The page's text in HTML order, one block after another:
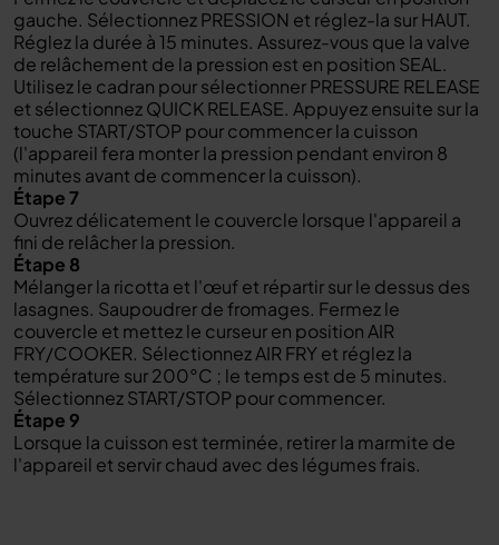
gauche. Sélectionnez PRESSION et réglez-la sur HAUT.
Réglez la durée à 15 minutes. Assurez-vous que la valve
de relâchement de la pression est en position SEAL.
Utilisez le cadran pour sélectionner PRESSURE RELEASE
et sélectionnez QUICK RELEASE. Appuyez ensuite sur la
touche START/STOP pour commencer la cuisson
(l'appareil fera monter la pression pendant environ 8
minutes avant de commencer la cuisson).
Étape 7
Ouvrez délicatement le couvercle lorsque l'appareil a
fini de relâcher la pression.
Étape 8
Mélanger la ricotta et l'œuf et répartir sur le dessus des
lasagnes. Saupoudrer de fromages. Fermez le
couvercle et mettez le curseur en position AIR
FRY/COOKER. Sélectionnez AIR FRY et réglez la
température sur 200°C ; le temps est de 5 minutes.
Sélectionnez START/STOP pour commencer.
Étape 9
Lorsque la cuisson est terminée, retirer la marmite de
l'appareil et servir chaud avec des légumes frais.